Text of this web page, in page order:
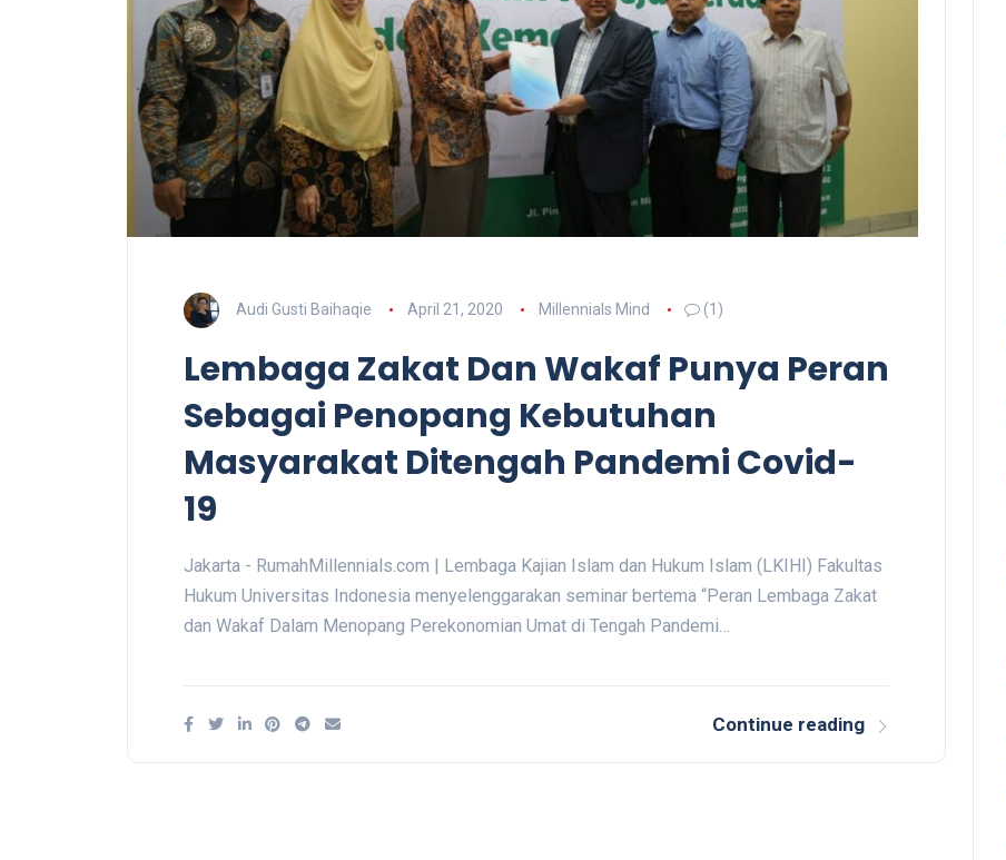
Audi Gusti Baihaqie April 21, 2020 Millennials Mind (1)
Lembaga Zakat Dan Wakaf Punya Peran
Sebagai Penopang Kebutuhan
Masyarakat Ditengah Pandemi Covid-
19
Jakarta - RumahMillennials.com | Lembaga Kajian Islam dan Hukum Islam (LKIHI) Fakultas
Hukum Universitas Indonesia menyelenggarakan seminar bertema “Peran Lembaga Zakat
dan Wakaf Dalam Menopang Perekonomian Umat di Tengah Pandemi…
Continue reading